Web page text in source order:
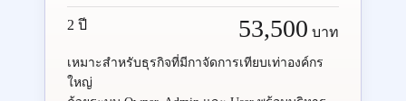
2 ปี 53,500 บาท
เหมาะสำหรับธุรกิจที่มีกาจัดการเทียบเท่าองค์กร
ใหญ่